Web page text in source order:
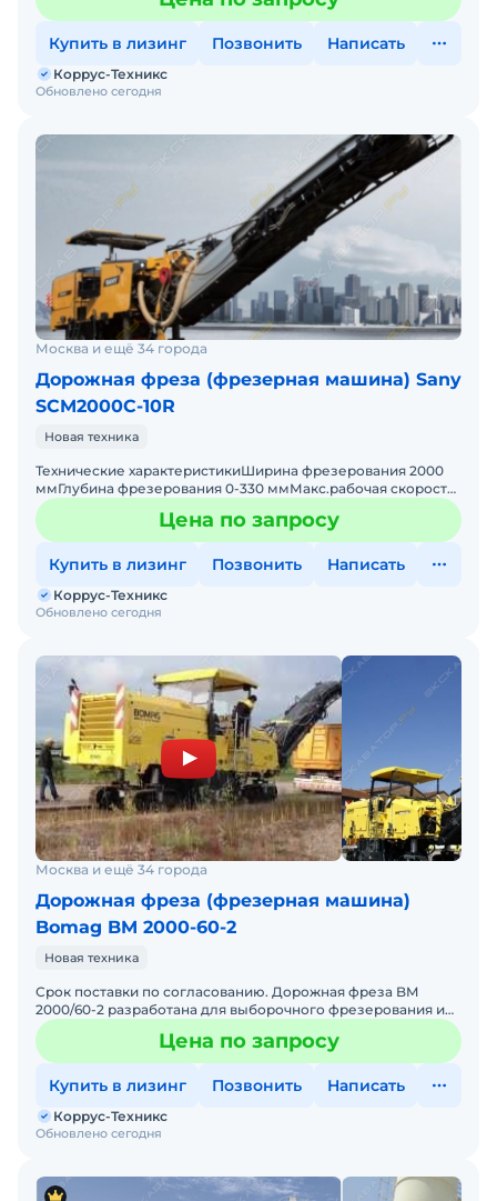
Купить в лизинг Позвонить Написать
Обновлено сегодня
Коррус-Техникс
Москва и ещё 34 города
Дорожная фреза (фрезерная машина) Sany
SCM2000C-10R
Новая техника
Технические характеристикиШирина фрезерования 2000
ммГлубина фрезерования 0-330 ммМакс.рабочая скорость
6 км/чКласс выбросов Tier IIIПроизводитель двигателя DON
Цена по запросу
Купить в лизинг Позвонить Написать
Обновлено сегодня
Коррус-Техникс
Москва и ещё 34 города
Дорожная фреза (фрезерная машина)
Bomag BM 2000-60-2
Новая техника
Срок поставки по согласованию. Дорожная фреза BM
2000/60-2 разработана для выборочного фрезерования и
послойного снятия износившегося или поврежденного
дорожног
Цена по запросу
Купить в лизинг Позвонить Написать
Обновлено сегодня
Коррус-Техникс